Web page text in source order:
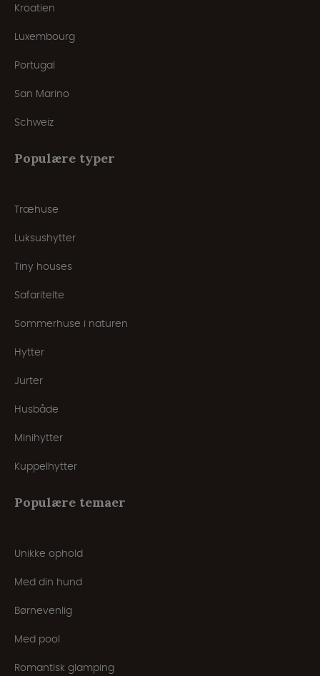
Kroatien
Luxembourg
Portugal
San Marino
Schweiz
Populære typer
Træhuse
Luksushytter
Tiny houses
Safaritelte
Sommerhuse i naturen
Hytter
Jurter
Husbåde
Minihytter
Kuppelhytter
Populære temaer
Unikke ophold
Med din hund
Børnevenlig
Med pool
Romantisk glamping